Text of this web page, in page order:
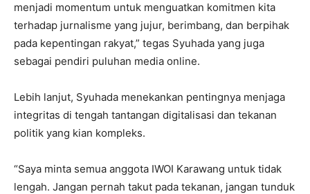
menjadi momentum untuk menguatkan komitmen kita
terhadap jurnalisme yang jujur, berimbang, dan berpihak
pada kepentingan rakyat,” tegas Syuhada yang juga
sebagai pendiri puluhan media online.
Lebih lanjut, Syuhada menekankan pentingnya menjaga
integritas di tengah tantangan digitalisasi dan tekanan
politik yang kian kompleks.
“Saya minta semua anggota IWOI Karawang untuk tidak
lengah. Jangan pernah takut pada tekanan, jangan tunduk